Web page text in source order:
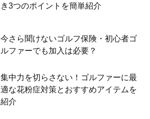
き3つのポイントを簡単紹介
今さら聞けないゴルフ保険・初心者ゴ
ルファーでも加入は必要？
集中力を切らさない！ゴルファーに最
適な花粉症対策とおすすめアイテムを
紹介